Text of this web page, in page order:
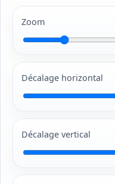
Zoom
Décalage horizontal
Décalage vertical